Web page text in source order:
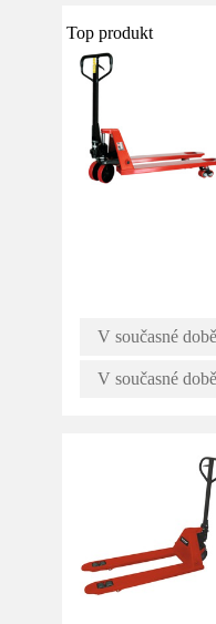
Top produkt
V současné
V současné